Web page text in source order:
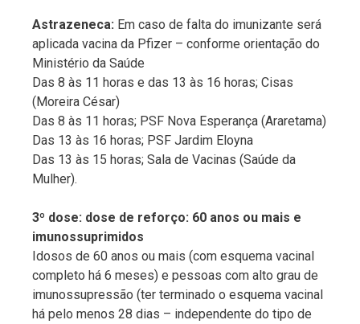
Astrazeneca: Em caso de falta do imunizante será
aplicada vacina da Pfizer – conforme orientação do
Ministério da Saúde
Das 8 às 11 horas e das 13 às 16 horas; Cisas
(Moreira César)
Das 8 às 11 horas; PSF Nova Esperança (Araretama)
Das 13 às 16 horas; PSF Jardim Eloyna
Das 13 às 15 horas; Sala de Vacinas (Saúde da
Mulher).
3º dose: dose de reforço: 60 anos ou mais e
imunossuprimidos
Idosos de 60 anos ou mais (com esquema vacinal
completo há 6 meses) e pessoas com alto grau de
imunossupressão (ter terminado o esquema vacinal
há pelo menos 28 dias – independente do tipo de